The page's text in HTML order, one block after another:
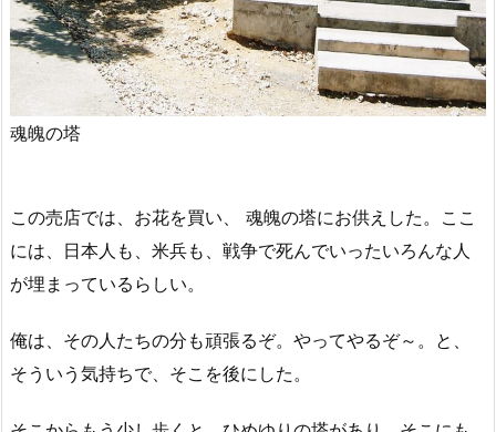
魂魄の塔
この売店では、お花を買い、 魂魄の塔にお供えした。ここ
には、日本人も、米兵も、戦争で死んでいったいろんな人
が埋まっているらしい。
俺は、その人たちの分も頑張るぞ。やってやるぞ～。と、
そういう気持ちで、そこを後にした。